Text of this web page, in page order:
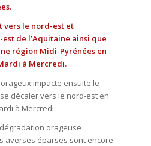
vers le nord-est et
de l’Aquitaine ainsi que
région Midi-Pyrénées en
à Mercredi.
impacte ensuite le
décaler vers le nord-est en
à Mercredi.
orageuse
averses éparses sont encore